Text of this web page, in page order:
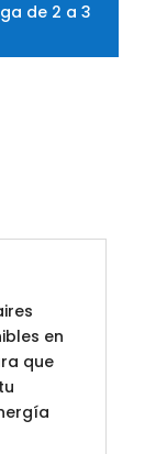
de 2 a 3
en
que